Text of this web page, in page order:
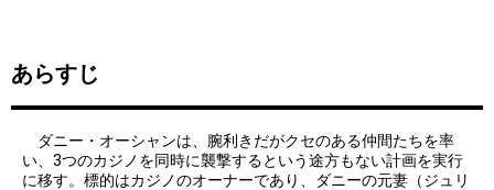
あらすじ
ダニー・オーシャンは、腕利きだがクセのある仲間たちを率
い、3つのカジノを同時に襲撃するという途方もない計画を実行
に移す。標的はカジノのオーナーであり、ダニーの元妻（ジュリ